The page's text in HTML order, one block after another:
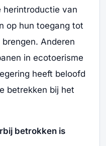
herintroductie van
op hun toegang tot
Anderen
in ecotoerisme
heeft beloofd
betrekken bij het
betrokken is